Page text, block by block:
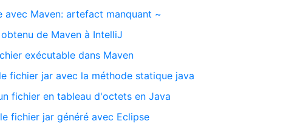
avec Maven: artefact manquant ~
de Maven à IntelliJ
exécutable dans Maven
fichier jar avec la méthode statique java
fichier en tableau d'octets en Java
fichier jar généré avec Eclipse